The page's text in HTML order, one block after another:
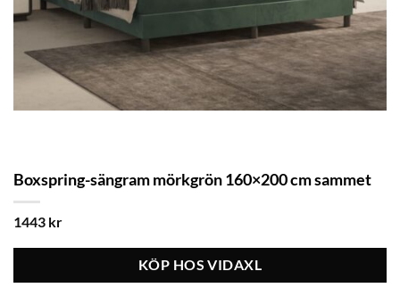
Boxspring-sängram mörkgrön 160×200 cm sammet
1443 kr
KÖP HOS VIDAXL